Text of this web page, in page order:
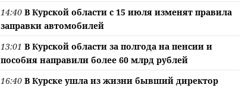
14:40 В Курской области с 15 июля изменят правила
заправки автомобилей
13:01 В Курской области за полгода на пенсии и
пособия направили более 60 млрд рублей
16:40 В Курске ушла из жизни бывший директор